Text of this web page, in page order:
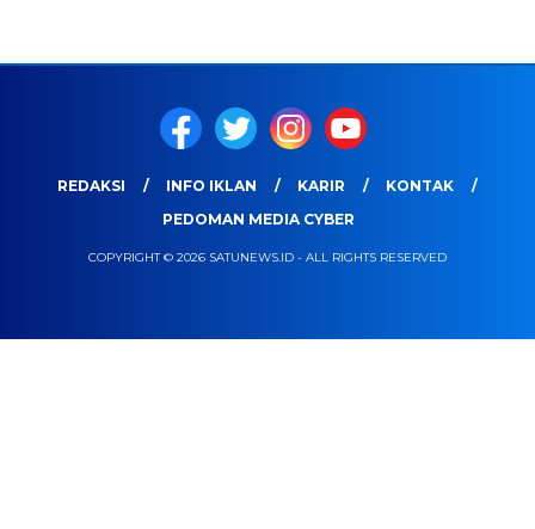
REDAKSI INFO IKLAN KARIR
KONTAK
PEDOMAN MEDIA CYBER
COPYRIGHT © 2026 SATUNEWS.ID - ALL RIGHTS RESERVED